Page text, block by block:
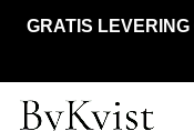
GRATIS